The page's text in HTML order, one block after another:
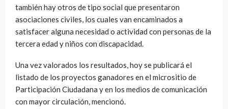
también hay otros de tipo social que presentaron
asociaciones civiles, los cuales van encaminados a
satisfacer alguna necesidad o actividad con personas de la
tercera edad y niños con discapacidad.
Una vez valorados los resultados, hoy se publicará el
listado de los proyectos ganadores en el micrositio de
Participación Ciudadana y en los medios de comunicación
con mayor circulación, mencionó.